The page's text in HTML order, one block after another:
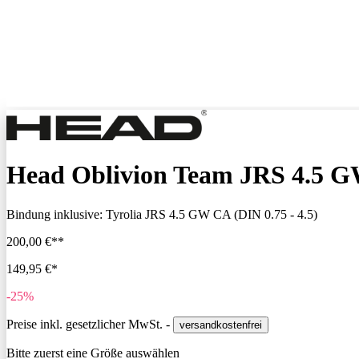
Head Oblivion Team JRS 4.5
Bindung inklusive: Tyrolia JRS 4.5 GW CA (DIN 0.75 - 4.5)
200,00 €**
149,95 €*
-25%
Preise inkl. gesetzlicher MwSt. - versandkostenfrei
Bitte zuerst eine Größe auswählen